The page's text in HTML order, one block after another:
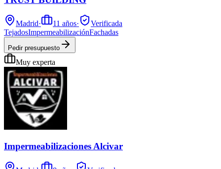
Madrid· 11 años·
Verificada
TejadosImpermeabilizaciónFachadas
Pedir presupuesto
Muy experta
Impermeabilizaciones Alcivar